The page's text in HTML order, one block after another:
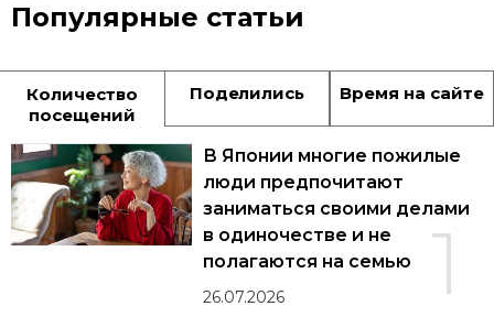
Популярные статьи
Количество
посещений
Поделились Время на сайте
1
В Японии многие пожилые
люди предпочитают
заниматься своими делами
в одиночестве и не
полагаются на семью
26.07.2026